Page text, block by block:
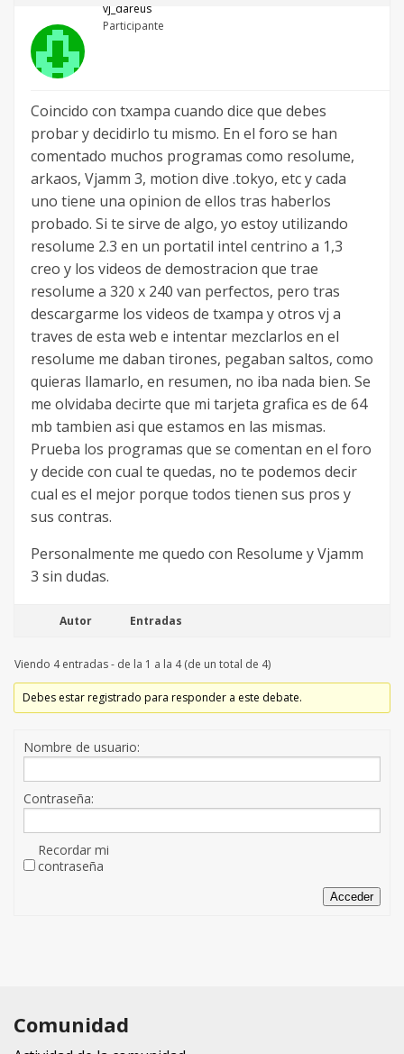
vj_dareus
Participante
Coincido con txampa cuando dice que debes
probar y decidirlo tu mismo. En el foro se han
comentado muchos programas como resolume,
arkaos, Vjamm 3, motion dive .tokyo, etc y cada
uno tiene una opinion de ellos tras haberlos
probado. Si te sirve de algo, yo estoy utilizando
resolume 2.3 en un portatil intel centrino a 1,3
creo y los videos de demostracion que trae
resolume a 320 x 240 van perfectos, pero tras
descargarme los videos de txampa y otros vj a
traves de esta web e intentar mezclarlos en el
resolume me daban tirones, pegaban saltos, como
quieras llamarlo, en resumen, no iba nada bien. Se
me olvidaba decirte que mi tarjeta grafica es de 64
mb tambien asi que estamos en las mismas.
Prueba los programas que se comentan en el foro
y decide con cual te quedas, no te podemos decir
cual es el mejor porque todos tienen sus pros y
sus contras.
Personalmente me quedo con Resolume y Vjamm
3 sin dudas.
Autor Entradas
Viendo 4 entradas - de la 1 a la 4 (de un total de 4)
Debes estar registrado para responder a este debate.
Nombre de usuario:
Contraseña:
Recordar mi
contraseña
Acceder
Comunidad